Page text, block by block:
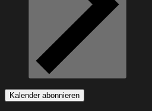
Kalender abonnieren